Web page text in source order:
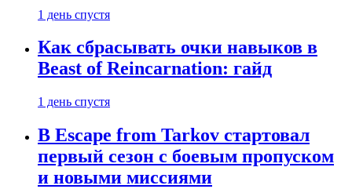
1 день спустя
Как сбрасывать очки навыков в
Beast of Reincarnation: гайд
1 день спустя
В Escape from Tarkov стартовал
первый сезон с боевым пропуском
и новыми миссиями